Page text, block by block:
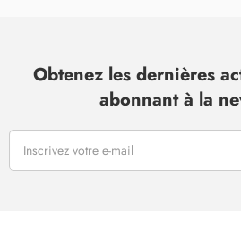
Obtenez les dernières
abonnant à la